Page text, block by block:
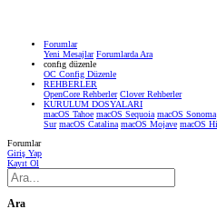
Forumlar
Yeni Mesajlar Forumlarda Ara
confıg düzenle
OC Config Düzenle
REHBERLER
OpenCore Rehberler Clover Rehberler
KURULUM DOSYALARI
macOS Tahoe macOS Sequoia macOS Sonoma
Sur macOS Catalina macOS Mojave macOS
Forumlar
Giriş Yap
Kayıt Ol
Ara